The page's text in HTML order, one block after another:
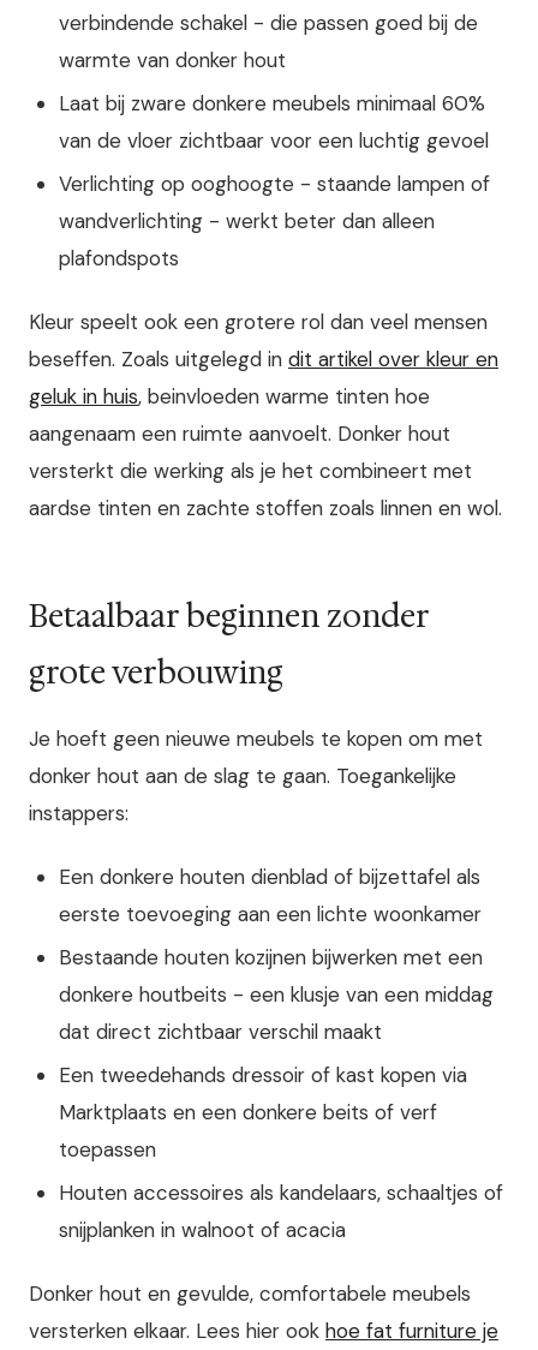
verbindende schakel - die passen goed bij de
warmte van donker hout
Laat bij zware donkere meubels minimaal 60%
van de vloer zichtbaar voor een luchtig gevoel
Verlichting op ooghoogte - staande lampen of
wandverlichting - werkt beter dan alleen
plafondspots
Kleur speelt ook een grotere rol dan veel mensen
beseffen. Zoals uitgelegd in dit artikel over kleur en
geluk in huis, beinvloeden warme tinten hoe
aangenaam een ruimte aanvoelt. Donker hout
versterkt die werking als je het combineert met
aardse tinten en zachte stoffen zoals linnen en wol.
Betaalbaar beginnen zonder
grote verbouwing
Je hoeft geen nieuwe meubels te kopen om met
donker hout aan de slag te gaan. Toegankelijke
instappers:
Een donkere houten dienblad of bijzettafel als
eerste toevoeging aan een lichte woonkamer
Bestaande houten kozijnen bijwerken met een
donkere houtbeits - een klusje van een middag
dat direct zichtbaar verschil maakt
Een tweedehands dressoir of kast kopen via
Marktplaats en een donkere beits of verf
toepassen
Houten accessoires als kandelaars, schaaltjes of
snijplanken in walnoot of acacia
Donker hout en gevulde, comfortabele meubels
versterken elkaar. Lees hier ook hoe fat furniture je